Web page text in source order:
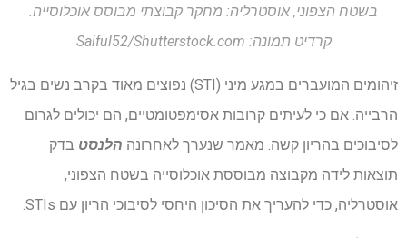
בשטח הצפוני, אוסטרליה: מחקר קבוצתי מבוסס אוכלוסייה.
קרדיט תמונה: Saiful52/Shutterstock.com
זיהומים המועברים במגע מיני (STI) נפוצים מאוד בקרב נשים בגיל
הרבייה. אם כי לעיתים קרובות אסימפטומטיים, הם יכולים לגרום
לסיבוכים בהריון קשה. מאמר שנערך לאחרונה הלנסט בדק
תוצאות לידה מקבוצה מבוססת אוכלוסייה בשטח הצפוני,
אוסטרליה, כדי להעריך את הסיכון היחסי לסיבוכי הריון עם STIs.